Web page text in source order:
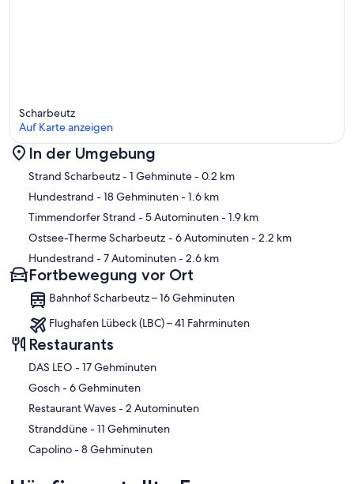
Karte
Scharbeutz
Auf Karte anzeigen
In der Umgebung
Strand Scharbeutz- 1 Gehminute- 0.2 km
Hundestrand - 18 Gehminuten- 1.6 km
Timmendorfer Strand - 5 Autominuten- 1.9 km
Ostsee-Therme Scharbeutz - 6 Autominuten- 2.2 km
Hundestrand - 7 Autominuten- 2.6 km
Fortbewegung vor Ort
Bahnhof Scharbeutz – 16 Gehminuten
Flughafen Lübeck (LBC) – 41 Fahrminuten
Restaurants
‪DAS LEO - ‬17 Gehminuten
‪Gosch - ‬6 Gehminuten
‪Restaurant Waves - ‬2 Autominuten
‪Stranddüne - ‬11 Gehminuten
‪Capolino - ‬8 Gehminuten